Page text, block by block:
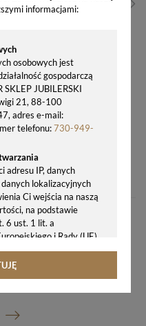
informacjami:
osobowych jest
gospodarczą
JUBILERSKI
21, 88-100
adres e-mail:
telefonu:730-949-
adresu IP, danych
lokalizacyjnych
Ci wejścia na naszą
na podstawie
6 ust. 1 lit. a
i Rady (UE)
ochrony osób
danych
zł